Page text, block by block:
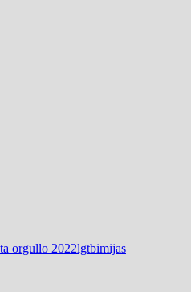
orgullo 2022lgtbimijas